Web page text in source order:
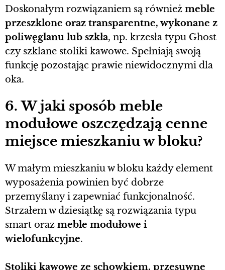
Doskonałym rozwiązaniem są również meble
przeszklone oraz transparentne, wykonane z
poliwęglanu lub szkła, np. krzesła typu Ghost
czy szklane stoliki kawowe. Spełniają swoją
funkcję pozostając prawie niewidocznymi dla
oka.
6. W jaki sposób meble
modułowe oszczędzają cenne
miejsce mieszkaniu w bloku?
W małym mieszkaniu w bloku każdy element
wyposażenia powinien być dobrze
przemyślany i zapewniać funkcjonalność.
Strzałem w dziesiątkę są rozwiązania typu
smart oraz meble modułowe i
wielofunkcyjne.
Stoliki kawowe ze schowkiem, przesuwne